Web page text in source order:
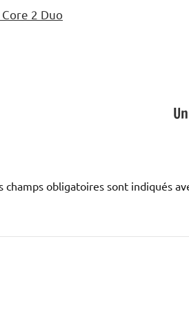
2 Duo
champs obligatoires sont indiqués